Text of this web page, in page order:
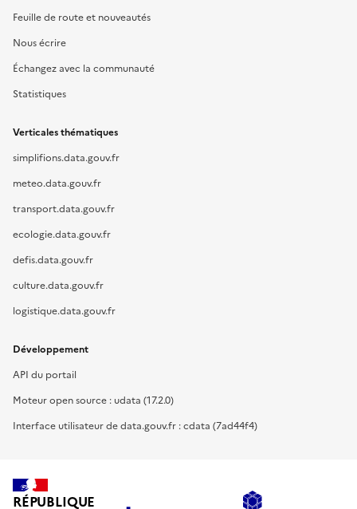
Feuille de route et nouveautés
Nous écrire
Échangez avec la communauté
Statistiques
Verticales thématiques
simplifions.data.gouv.fr
meteo.data.gouv.fr
transport.data.gouv.fr
ecologie.data.gouv.fr
defis.data.gouv.fr
culture.data.gouv.fr
logistique.data.gouv.fr
Développement
API du portail
Moteur open source : udata (17.2.0)
Interface utilisateur de data.gouv.fr : cdata (7ad44f4)
RÉPUBLIQUE